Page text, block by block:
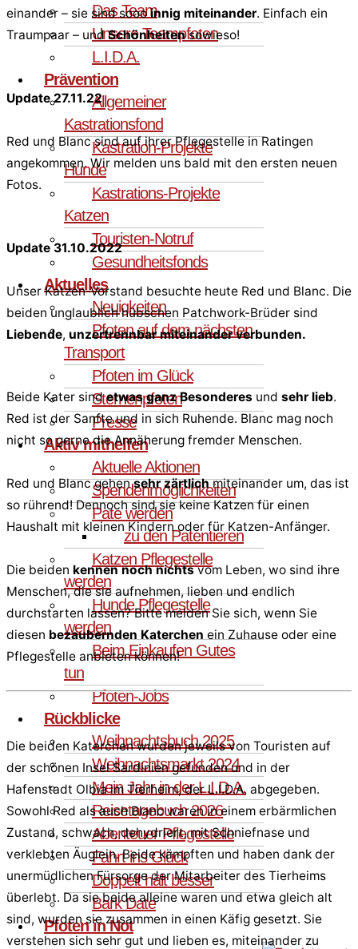
Das Team
Unsere Teampfoten
L.I.D.A.
Prävention
Allgemeiner
Kastrationsfond
Kastration-Projekte
Hunde
Kastrations-Projekte
Katzen
Touristen-Notruf
Gesundheitsfonds
Aktuelles
Neuigkeiten
Pfoten auf dem nächsten
Transport
Pfoten im Glück
Sternenpfoten
Presse
Aktiv mithelfen
Aktuelle Aktionen
Spendenmöglichkeiten
Pate werden
zu den Patentieren
Katzen Pflegestelle
werden
Hunde Pflegestelle
werden
Beim Einkaufen Gutes
tun
Pfoten-Jobs
Rückblicke
Weihnachtsbuch 2025
Weihnachtsmarkt 2024
Mein Jahr in der L.I.D.A.
Reisetagebuch 2026
Abenteuer Pflegestelle
Fahrt ins Glück
Doppelt hält besser
Bark Date
Pfoten in Not
einander – sie sind soooinnig miteinander. Einfach ein
Traumpaar – undSchönheitensowieso!
Update 27.11.22
Red und Blanc sind auf ihrer Pflegestelle in Ratingen
angekommen. Wir melden uns bald mit den ersten neuen
Fotos.
Update 31.10.2022
Unser Katzen-Vorstand besuchte heute Red und Blanc. Die
beiden unglaublich hübschen Patchwork-Brüder sind
Liebende, unzertrennbar miteinander verbunden.
Beide Kater sindetwas ganz Besonderes und sehr lieb.
Red ist der Sanfte und in sich Ruhende. Blanc mag noch
nicht so gerne die Annäherung fremder Menschen.
Red und Blanc gehensehr zärtlichmiteinander um, das ist
so rührend! Dennoch sind sie keine Katzen für einen
Haushalt mit kleinen Kindern oder für Katzen-Anfänger.
Die beiden kennen noch nichtsvom Leben, wo sind ihre
Menschen, die sie aufnehmen, lieben und endlich
durchstarten lassen? Bitte melden Sie sich, wenn Sie
diesen bezaubernden Katerchen ein Zuhause oder eine
Pflegestelle anbieten können!
Die beiden Katerchen wurden jeweils von Touristen auf
der schönen Insel Sardinien gefunden und in der
Hafenstadt Olbia im Tierheim, der L.I.D.A. abgegeben.
Sowohl Red als auch Blanc waren in einem erbärmlichen
Zustand, schwach, dehydriert, mit Schniefnase und
verklebten Äuglein. Beide kämpften und haben dank der
unermüdlichen Fürsorge der Mitarbeiter des Tierheims
überlebt. Da sie beide alleine waren und etwa gleich alt
sind, wurden sie zusammen in einen Käfig gesetzt. Sie
verstehen sich sehr gut und lieben es, miteinander zu